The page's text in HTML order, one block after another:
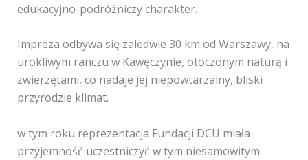
edukacyjno-podróżniczy charakter.
Impreza odbywa się zaledwie 30 km od Warszawy, na
urokliwym ranczu w Kawęczynie, otoczonym naturą i
zwierzętami, co nadaje jej niepowtarzalny, bliski
przyrodzie klimat.
w tym roku reprezentacja Fundacji DCU miała
przyjemność uczestniczyć w tym niesamowitym